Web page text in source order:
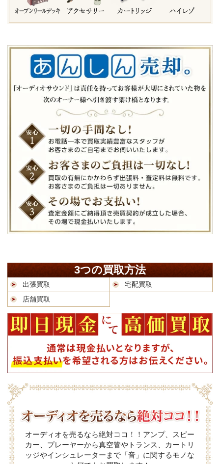
3つの買取方法
出張買取
宅配買取
店舗買取
オーディオを売るなら絶対ココ！！アンプ、スピー
カー、プレーヤーから真空管やトランス、カートリ
ッジやインシュレーターまで「音」に関するモノな